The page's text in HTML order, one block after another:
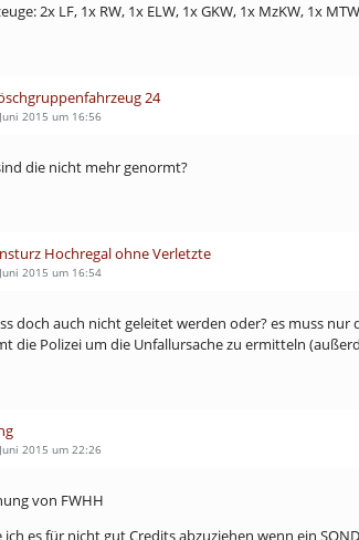
2x LF, 1x RW, 1x ELW, 1x GKW, 1x MzKW, 1x
24
2015 um 16:56
die nicht mehr genormt?
Hochregal ohne Verletzte
2015 um 16:54
doch auch nicht geleitet werden oder? es muss nur
die Polizei um die Unfallursache zu ermitteln
2015 um 22:26
von FWHH
es für nicht gut Credits abzuziehen wenn ein